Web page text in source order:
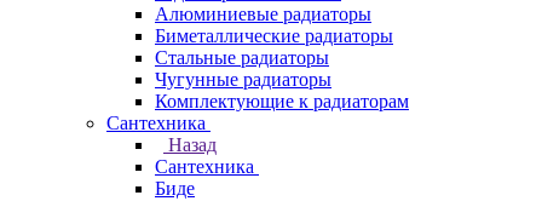
Алюминиевые радиаторы
Биметаллические радиаторы
Стальные радиаторы
Чугунные радиаторы
Комплектующие к радиаторам
Сантехника
Назад
Сантехника
Биде